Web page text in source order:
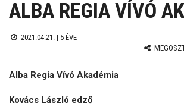
ALBA REGIA VÍVÓ
2021.04.21. | 5 ÉVE
Alba Regia Vívó Akadémia
Kovács László edző